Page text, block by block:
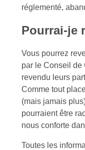
réglementé,
Pourrai-je
Vous pourrez
par le Conseil de
revendu leurs
Comme tout
(mais jamais
pourraient être
nous conforte
Toutes les